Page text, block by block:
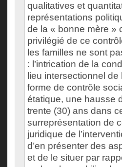
qualitatives et
représentations
de la « bonne mère »
privilégié de ce
les familles ne sont
: l’intrication de la
lieu intersectionnel de
forme de contrôle
étatique, une hausse
trente (30) ans dans
surreprésentation de
juridique de
d’en présenter des
et de le situer par